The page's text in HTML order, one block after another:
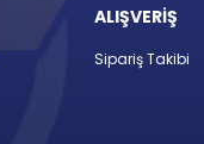
ALIŞVERİŞ
Sipariş Takibi